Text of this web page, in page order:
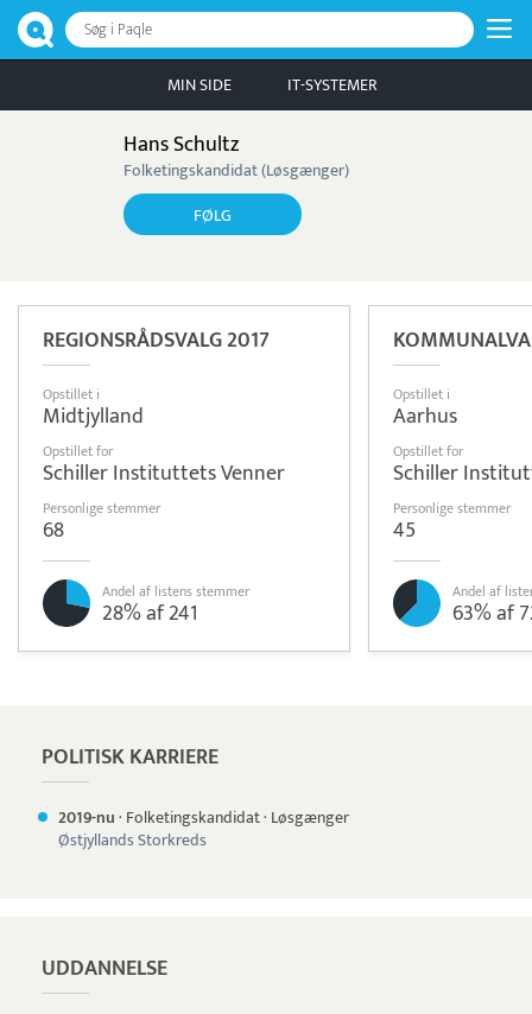
Søg i Paqle
MIN SIDE IT-SYSTEMER
Hans Schultz
Folketingskandidat (Løsgænger)
FØLG
REGIONSRÅDSVALG 2017
Opstillet i
Midtjylland
Opstillet for
Schiller Instituttets Venner
Personlige stemmer
68
Andel af listens stemmer
28% af 241
Opstillet i
Aarhus
Opstillet for
Schiller
Personlige stemmer
45
Andel af
63% af
POLITISK KARRIERE
2019-nu· Folketingskandidat· Løsgænger
Østjyllands Storkreds
UDDANNELSE